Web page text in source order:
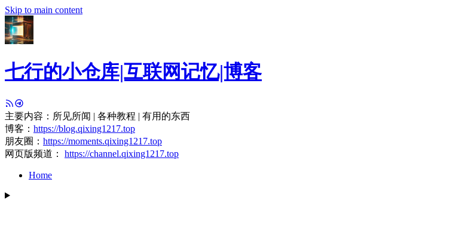
Skip to main content
七行的小仓库|互联网记忆|博客
主要内容：所见所闻 | 各种教程 | 有用的东西
博客： https://blog.qixing1217.top
朋友圈： https://moments.qixing1217.top
网页版频道： https://channel.qixing1217.top
Home